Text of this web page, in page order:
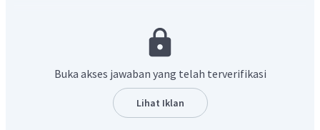
memahami sosiologi perlu mengetahui pengertian,
sejarah, hakikat, ciri-ciri, dan objek kajian.
bukan normatif.Artinya sosiologi membatasi diri dari
apa yang terjadi dewasa ini atau fenomena sosial yang
sedang terjadi melihat beragam gejala, fakta, melalui
Buka akses jawaban yang telah terverifikasi
Lihat Iklan